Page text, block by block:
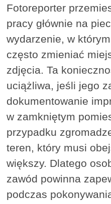
Fotoreporter
pracy głównie na
wydarzenie, w
często zmieniać
zdjęcia. Ta
uciążliwa, jeśli jego
dokumentowanie
w zamkniętym
przypadku
teren, który musi
większy. Dlatego
zawód powinna
podczas